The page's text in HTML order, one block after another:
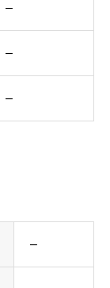
–
–
–
–